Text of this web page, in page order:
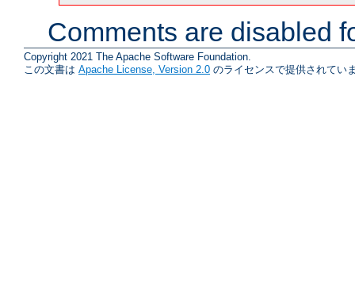
Comments are disabled
Copyright 2021 The Apache Software Foundation.
この文書は Apache License, Version 2.0 のライセンスで提供されてい